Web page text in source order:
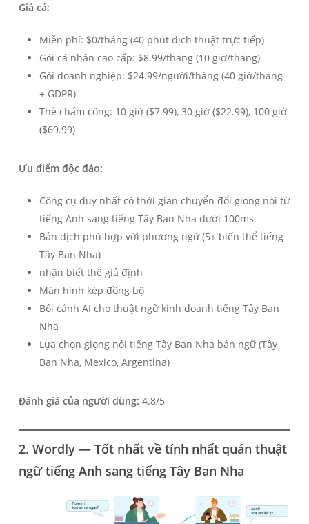
Giá cả:
Miễn phí: $0/tháng (40 phút dịch thuật trực tiếp)
Gói cá nhân cao cấp: $8.99/tháng (10 giờ/tháng)
Gói doanh nghiệp: $24.99/người/tháng (40 giờ/tháng
+ GDPR)
Thẻ chấm công: 10 giờ ($7.99), 30 giờ ($22.99), 100 giờ
($69.99)
Ưu điểm độc đáo:
Công cụ duy nhất có thời gian chuyển đổi giọng nói từ
tiếng Anh sang tiếng Tây Ban Nha dưới 100ms.
Bản dịch phù hợp với phương ngữ (5+ biến thể tiếng
Tây Ban Nha)
nhận biết thể giả định
Màn hình kép đồng bộ
Bối cảnh AI cho thuật ngữ kinh doanh tiếng Tây Ban
Nha
Lựa chọn giọng nói tiếng Tây Ban Nha bản ngữ (Tây
Ban Nha, Mexico, Argentina)
Đánh giá của người dùng: 4.8/5
2. Wordly — Tốt nhất về tính nhất quán thuật
ngữ tiếng Anh sang tiếng Tây Ban Nha